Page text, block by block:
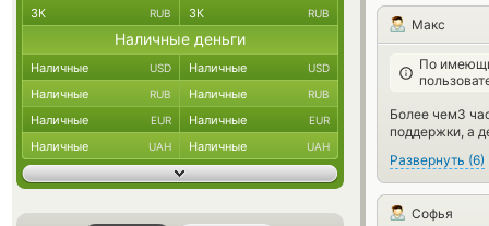
Макс
По
Более чем3
поддержки, а
Развернуть (6)
Софья
ЗК RUB ЗК RUB
Наличные деньги
Наличные USD Наличные USD
Наличные RUB Наличные RUB
Наличные EUR Наличные EUR
Наличные UAH Наличные UAH